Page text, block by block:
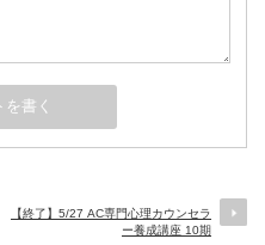
【終了】5/27 AC専門心理カウンセラ
ー養成講座 10期